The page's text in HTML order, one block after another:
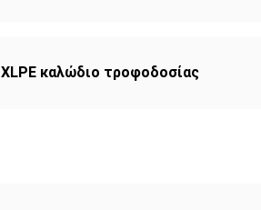
XLPE καλώδιο τροφοδοσίας